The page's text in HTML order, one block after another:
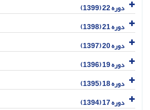
دوره 22 (1399)
دوره 21 (1398)
دوره 20 (1397)
دوره 19 (1396)
دوره 18 (1395)
دوره 17 (1394)